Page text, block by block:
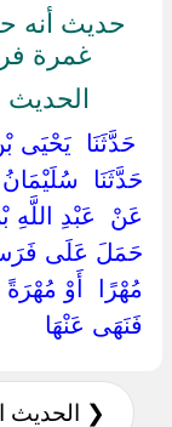
حديث أنه
غمرة
الحديث
‏حَدَّثَنَا ‏ ‏يَحْيَى
‏حَدَّثَنَا
‏عَنْ ‏ ‏عَبْدِ اللَّهِ
حَمَلَ عَلَى
مُهْرًا ‏ ‏أَوْ
‏فَنَهَى عَنْهَا ‏
❮ الحديث